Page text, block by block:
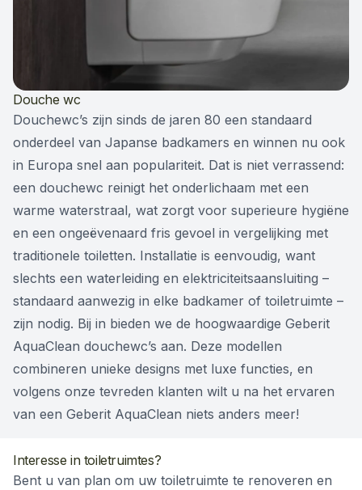
Douche wc
Douchewc’s zijn sinds de jaren 80 een standaard
onderdeel van Japanse badkamers en winnen nu ook
in Europa snel aan populariteit. Dat is niet verrassend:
een douchewc reinigt het onderlichaam met een
warme waterstraal, wat zorgt voor superieure hygiëne
en een ongeëvenaard fris gevoel in vergelijking met
traditionele toiletten. Installatie is eenvoudig, want
slechts een waterleiding en elektriciteitsaansluiting –
standaard aanwezig in elke badkamer of toiletruimte –
zijn nodig. Bij in bieden we de hoogwaardige Geberit
AquaClean douchewc’s aan. Deze modellen
combineren unieke designs met luxe functies, en
volgens onze tevreden klanten wilt u na het ervaren
van een Geberit AquaClean niets anders meer!
Interesse in toiletruimtes?
Bent u van plan om uw toiletruimte te renoveren en